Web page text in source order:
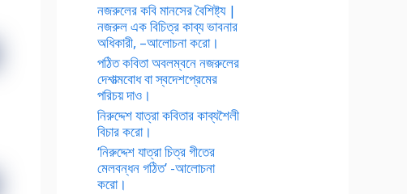
নজরুলের কবি মানসের বৈশিষ্ট্য |
নজরুল এক বিচিত্র কাব্য ভাবনার
অধিকারী, –আলোচনা করো।
পঠিত কবিতা অবলম্বনে নজরুলের
দেশাত্মবোধ বা স্বদেশপ্রেমের
পরিচয় দাও।
নিরুদ্দেশ যাত্রা কবিতার কাব্যশৈলী
বিচার করো।
‘নিরুদ্দেশ যাত্রা চিত্র গীতের
মেলবন্ধন গঠিত’ -আলোচনা
করো।